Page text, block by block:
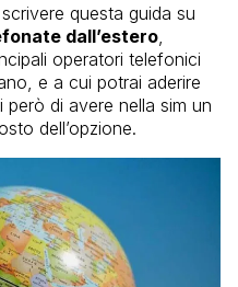
questa guida su
dall’estero
operatori telefonici
e a cui potrai aderire
però di avere nella sim un
dell’opzione.